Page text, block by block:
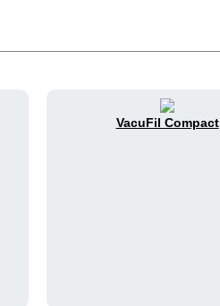
VacuFil Compact